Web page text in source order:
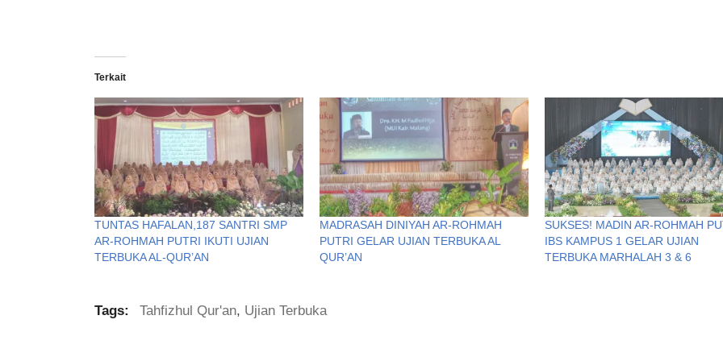
Terkait
TUNTAS HAFALAN,187 SANTRI SMP
AR-ROHMAH PUTRI IKUTI UJIAN
TERBUKA AL-QUR’AN
MADRASAH DINIYAH AR-ROHMAH
PUTRI GELAR UJIAN TERBUKA AL
QUR’AN
SUKSES! MADIN AR-ROHMAH
IBS KAMPUS 1 GELAR UJIAN
TERBUKA MARHALAH 3 & 6
Tags: Tahfizhul Qur'an, Ujian Terbuka